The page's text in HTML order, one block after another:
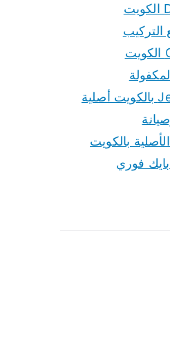
قطع غيار دومي Domi الكويت
قطع غيار جيلي Geely الكويت
قطع غيار جيتور Jetour بالكويت أصلية
قطع غيار بايك BAIC الأصلية بالكويت